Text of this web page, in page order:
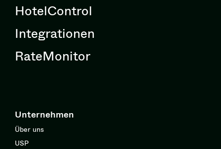
HotelControl
Integrationen
RateMonitor
Unternehmen
Über uns
USP